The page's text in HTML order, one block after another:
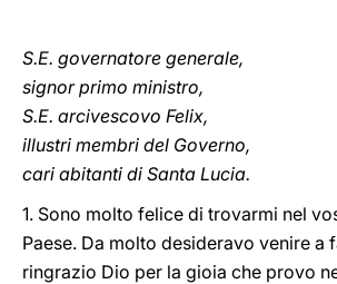
S.E. governatore generale,
signor primo ministro,
S.E. arcivescovo Felix,
illustri membri del Governo,
cari abitanti di Santa Lucia.
1. Sono molto felice di trovarmi nel
Paese. Da molto desideravo venire a
ringrazio Dio per la gioia che provo